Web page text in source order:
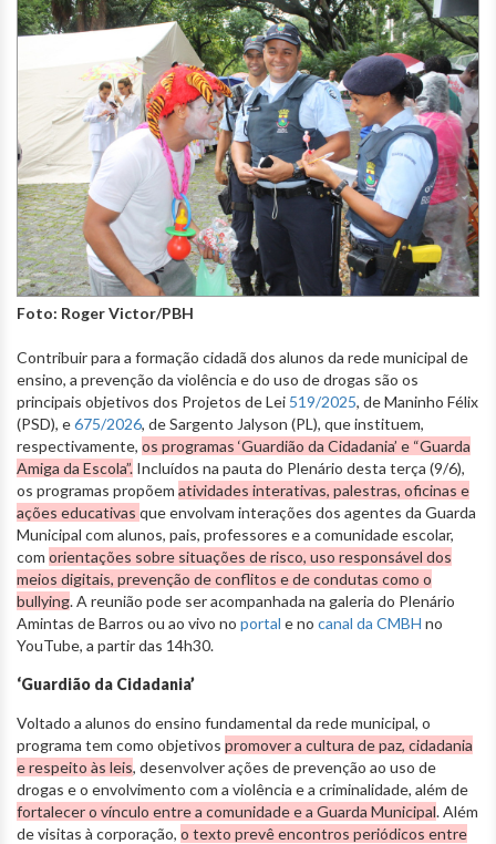
Foto: Roger Victor/PBH
Contribuir para a formação cidadã dos alunos da rede municipal de
ensino, a prevenção da violência e do uso de drogas são os
principais objetivos dos Projetos de Lei 519/2025, de Maninho Félix
(PSD), e675/2026, de Sargento Jalyson (PL), que instituem,
respectivamente, os programas ‘Guardião da Cidadania’ e “Guarda
Amiga da Escola”. Incluídos na pauta do Plenário desta terça (9/6),
os programas propõem atividades interativas, palestras, oficinas e
ações educativas que envolvam interações dos agentes da Guarda
Municipal com alunos, pais, professores e a comunidade escolar,
com orientações sobre situações de risco, uso responsável dos
meios digitais, prevenção de conflitos e de condutas como o
bullying. A reunião pode ser acompanhada na galeria do Plenário
Amintas de Barros ou ao vivo no portal e no canal da CMBH no
YouTube, a partir das 14h30.
‘Guardião da Cidadania’
Voltado a alunos do ensino fundamental da rede municipal, o
programa tem como objetivos promover a cultura de paz, cidadania
e respeito às leis, desenvolver ações de prevenção ao uso de
drogas e o envolvimento com a violência e a criminalidade, além de
fortalecer o vínculo entre a comunidade e a Guarda Municipal. Além
de visitas à corporação, o texto prevê encontros periódicos entre